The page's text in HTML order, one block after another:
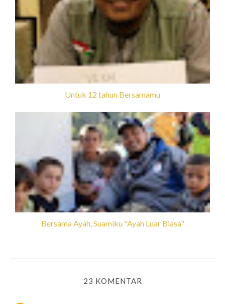
Untuk 12 tahun Bersamamu
Bersama Ayah, Suamiku "Ayah Luar Biasa"
23 KOMENTAR